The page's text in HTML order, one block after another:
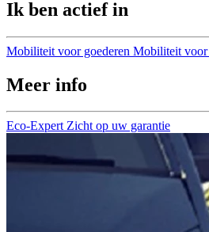
Ik ben actief in
Mobiliteit voor goederen Mobiliteit voor
Meer info
Eco-Expert Zicht op uw garantie